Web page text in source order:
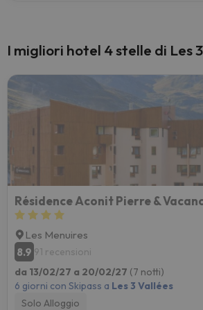
I migliori hotel 4 stelle di Les
Résidence Aconit Pierre &
Les Menuires
8.9 91 recensioni
da 13/02/27 a 20/02/27 (7 notti)
6 giorni con Skipass a Les 3 Vallées
Solo Alloggio